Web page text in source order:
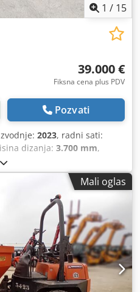
1 / 15
39.000 €
Fiksna cena plus PDV
Pozvati
2023, radni sati:
dizanja: 3.700 mm,
dužina:
pogon na sve točkove,
Aoxqficoguea Prazna
masa: 5.635 kg
Mali oglas